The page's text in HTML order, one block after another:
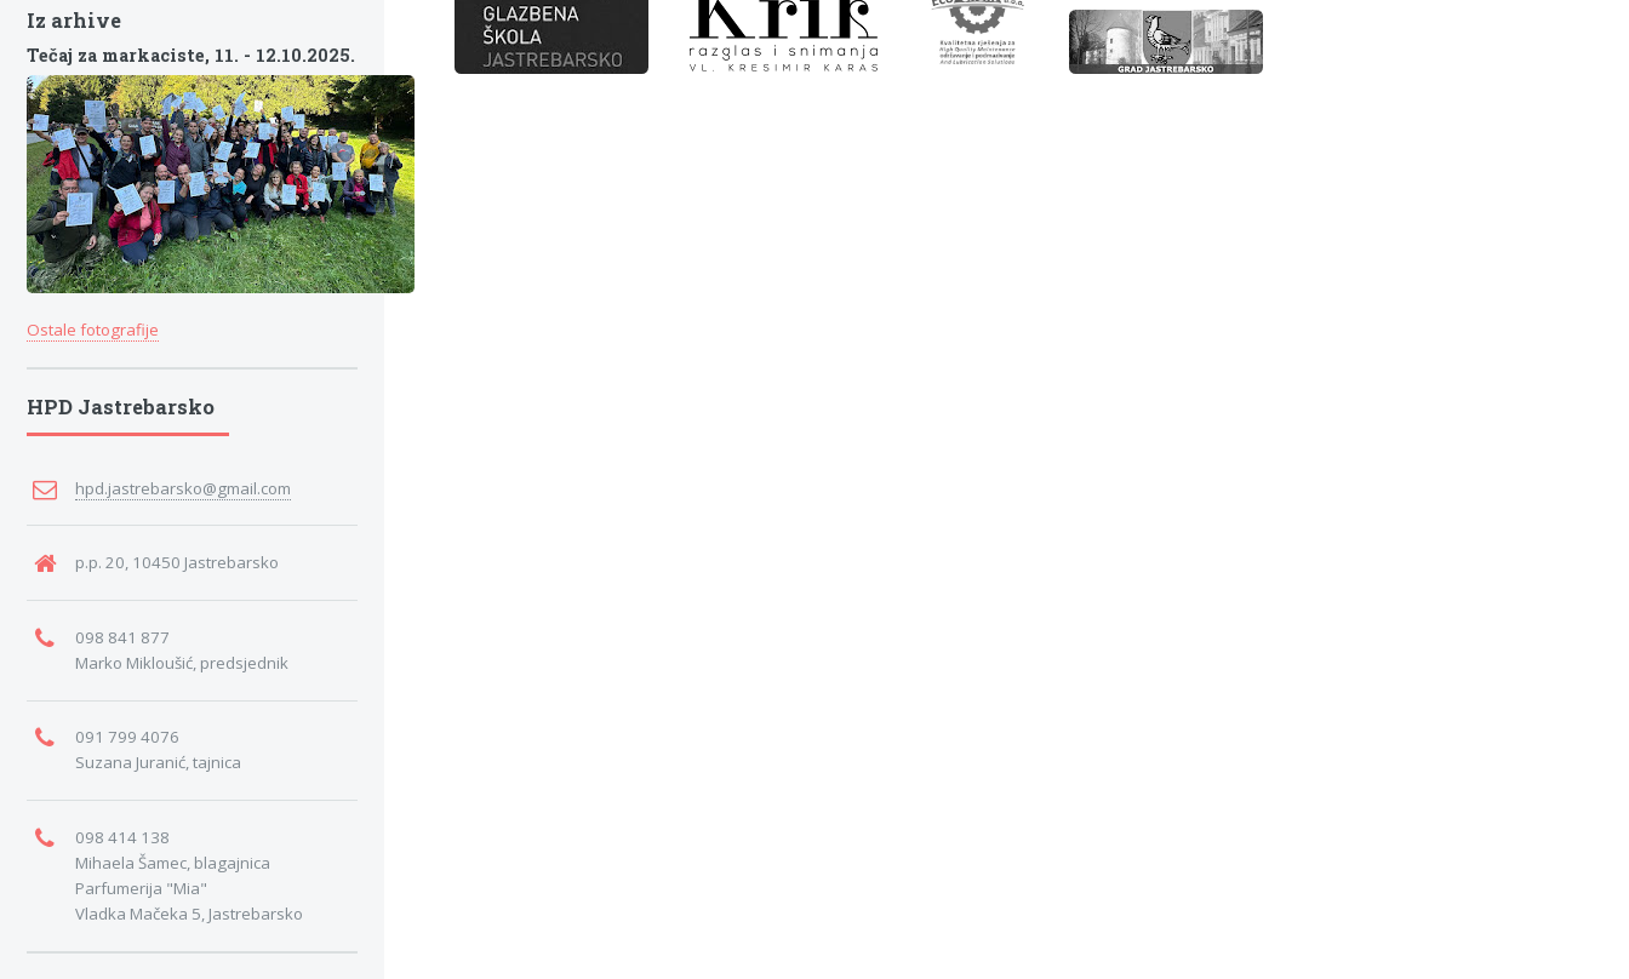
Iz arhive
Tečaj za markaciste, 11. - 12.10.2025.
Ostale fotografije
HPD Jastrebarsko
hpd.jastrebarsko@gmail.com
p.p. 20, 10450 Jastrebarsko
098 841 877
Marko Mikloušić, predsjednik
091 799 4076
Suzana Juranić, tajnica
098 414 138
Mihaela Šamec, blagajnica
Parfumerija "Mia"
Vladka Mačeka 5, Jastrebarsko